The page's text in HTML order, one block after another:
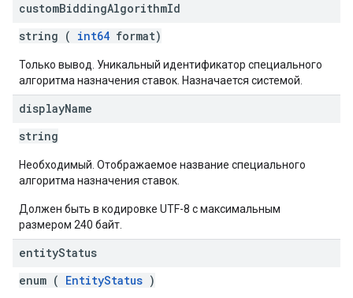
customBiddingAlgorithmId
string ( int64 format)
Только вывод. Уникальный идентификатор специального
алгоритма назначения ставок. Назначается системой.
displayName
string
Необходимый. Отображаемое название специального
алгоритма назначения ставок.
Должен быть в кодировке UTF-8 с максимальным
размером 240 байт.
entityStatus
enum ( EntityStatus )